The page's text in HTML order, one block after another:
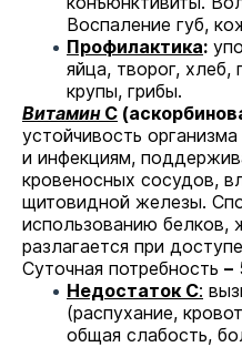
Воспаление губ,
Профилактика:
яйца, творог, хлеб,
крупы, грибы.
ВитаминС
устойчивость
и инфекциям,
кровеносных сосудов,
щитовидной железы.
использованию белков,
разлагается при
Суточная потребность –
Недостаток С:
(распухание,
общая слабость,